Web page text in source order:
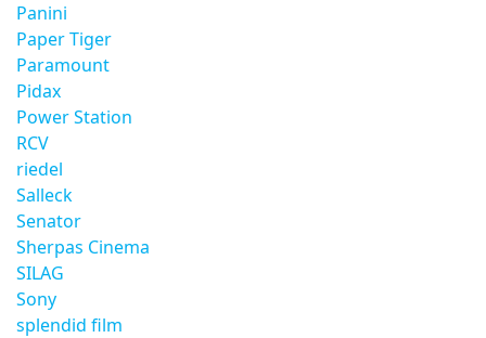
Panini
Paper Tiger
Paramount
Pidax
Power Station
RCV
riedel
Salleck
Senator
Sherpas Cinema
SILAG
Sony
splendid film